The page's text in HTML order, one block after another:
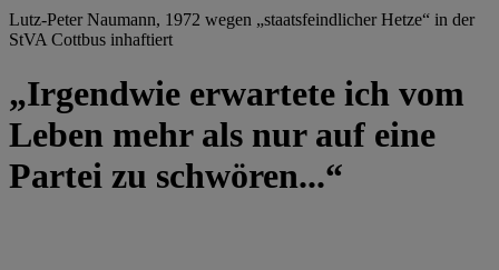
Lutz-Peter Naumann, 1972 wegen „staatsfeindlicher Hetze“ in der
StVA Cottbus inhaftiert
„Irgendwie erwartete ich vom
Leben mehr als nur auf eine
Partei zu schwören...“